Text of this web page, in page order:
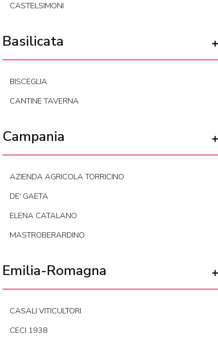
CASTELSIMONI
Basilicata
BISCEGLIA
CANTINE TAVERNA
Campania
AZIENDA AGRICOLA TORRICINO
DE' GAETA
ELENA CATALANO
MASTROBERARDINO
Emilia-Romagna
CASALI VITICULTORI
CECI 1938